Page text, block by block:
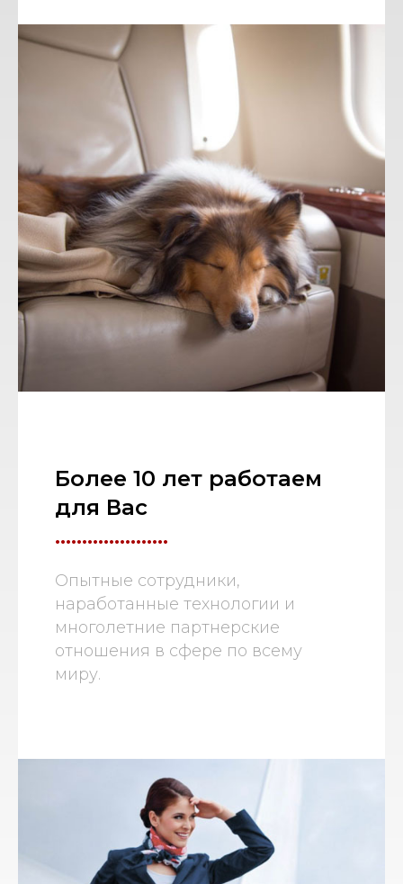
Более 10 лет работаем
для Вас
.....................
Опытные сотрудники,
наработанные технологии и
многолетние партнерские
отношения в сфере по всему
миру.